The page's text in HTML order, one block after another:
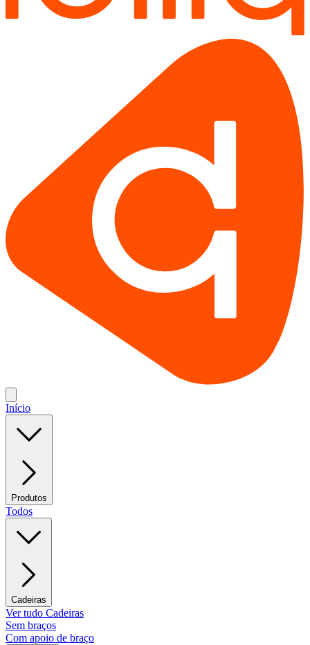
Início
Produtos
Todos
Cadeiras
Ver tudo Cadeiras
Sem braços
Com apoio de braço